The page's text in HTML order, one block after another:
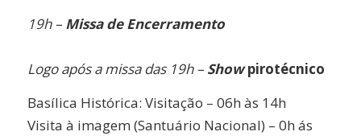
19h –Missa de Encerramento
Logo após a missa das 19h – Showpirotécnico
Basílica Histórica: Visitação – 06h às 14h
Visita à imagem (Santuário Nacional) – 0h ás